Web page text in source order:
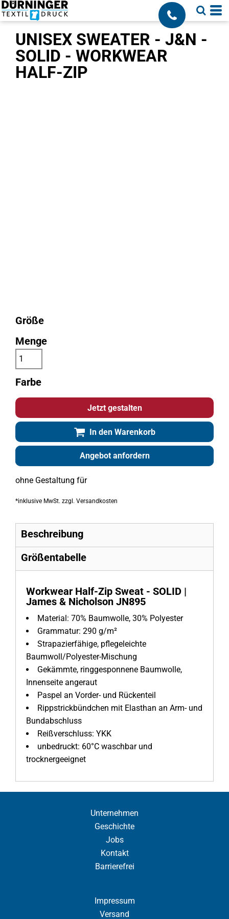
;
UNISEX SWEATER - J&N -
SOLID - WORKWEAR
HALF-ZIP
Farbe
Größe
Menge
Jetzt gestalten
In den Warenkorb
ohne Gestaltung für
*inklusive MwSt. zzgl. Versandkosten
Beschreibung
Größentabelle
Workwear Half-Zip Sweat - SOLID |
James & Nicholson JN895
Material: 70% Baumwolle, 30% Polyester
Grammatur: 290 g/m²
Strapazierfähige, pflegeleichte
Baumwoll/Polyester-Mischung
Gekämmte, ringgesponnene Baumwolle,
Innenseite angeraut
Paspel an Vorder- und Rückenteil
Rippstrickbündchen mit Elasthan an Arm- und
Bundabschluss
Reißverschluss: YKK
unbedruckt: 60°C waschbar und
trocknergeeignet
Angebot anfordern
Unternehmen
Geschichte
Jobs
Kontakt
Barrierefrei
Impressum
Versand